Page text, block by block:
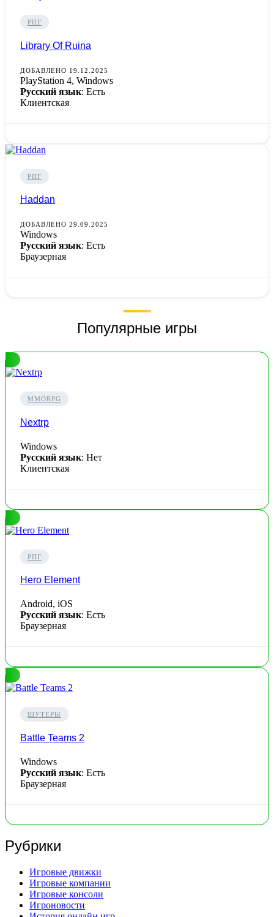
РПГ
Library Of Ruina
ДОБАВЛЕНО 19.12.2025
PlayStation 4, Windows
Русский язык: Есть
Клиентская
РПГ
Haddan
ДОБАВЛЕНО 29.09.2025
Windows
Русский язык: Есть
Браузерная
Популярные игры
MMORPG
Nextrp
Windows
Русский язык: Нет
Клиентская
РПГ
Hero Element
Android, iOS
Русский язык: Есть
Браузерная
ШУТЕРЫ
Battle Teams 2
Windows
Русский язык: Есть
Браузерная
Рубрики
Игровые движки
Игровые компании
Игровые консоли
Игроновости